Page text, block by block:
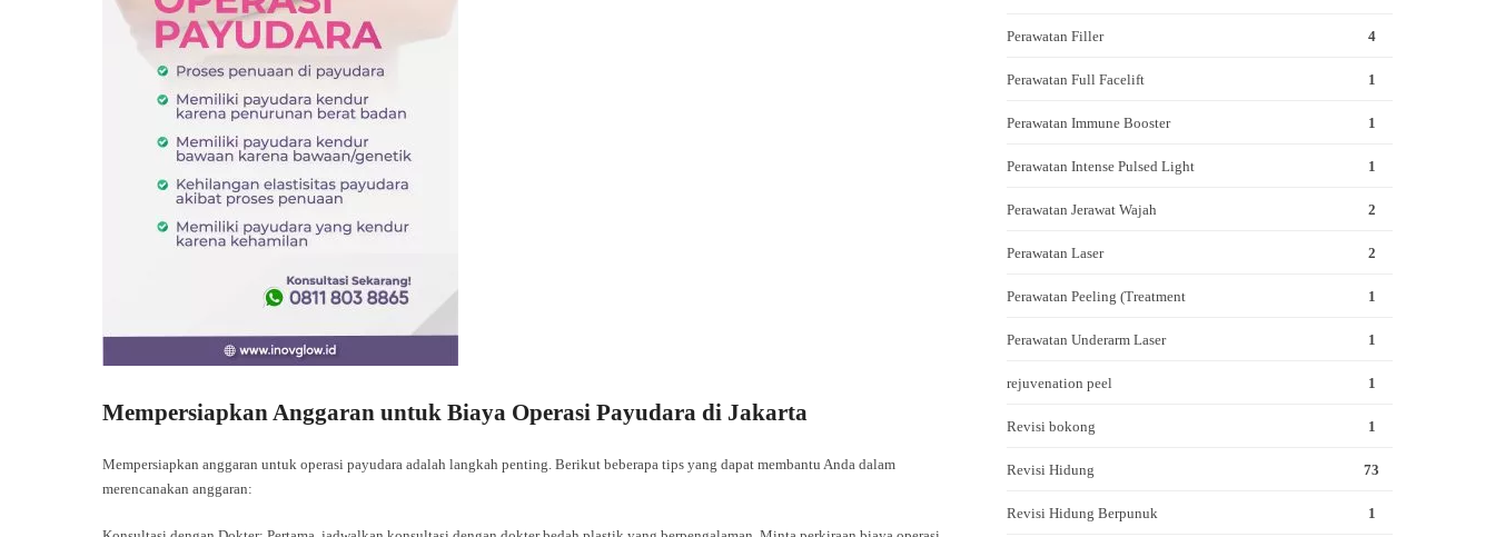
Mempersiapkan Anggaran untuk Biaya Operasi Payudara di Jakarta
Mempersiapkan anggaran untuk operasi payudara adalah langkah penting. Berikut beberapa tips yang dapat membantu Anda dalam
merencanakan anggaran:
Perawatan Filler 4
Perawatan Full Facelift 1
Perawatan Immune Booster 1
Perawatan Intense Pulsed Light 1
Perawatan Jerawat Wajah 2
Perawatan Laser 2
Perawatan Peeling (Treatment 1
Perawatan Underarm Laser 1
rejuvenation peel 1
Revisi bokong 1
Revisi Hidung 73
Revisi Hidung Berpunuk 1